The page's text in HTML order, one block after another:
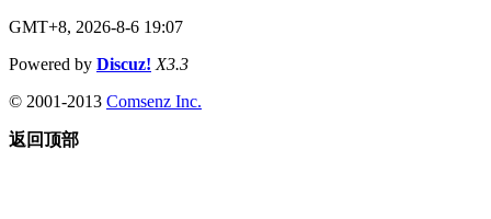
GMT+8, 2026-8-6 19:07
Powered by Discuz! X3.3
© 2001-2013 Comsenz Inc.
返回顶部